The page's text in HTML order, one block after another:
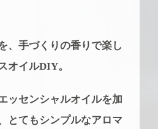
、手づくりの香りで楽し
オイルDIY。
ッセンシャルオイルを加
とてもシンプルなアロマ